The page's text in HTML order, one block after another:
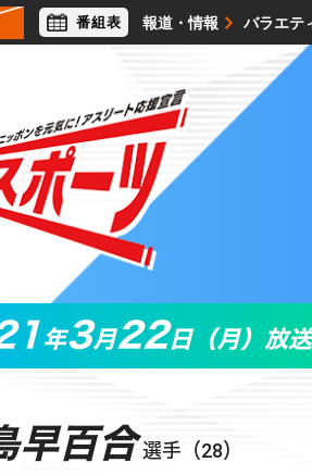
報道・情報 バラエテ
映画・試
番組表
年3月22日（月）放
早百合 選手（28）